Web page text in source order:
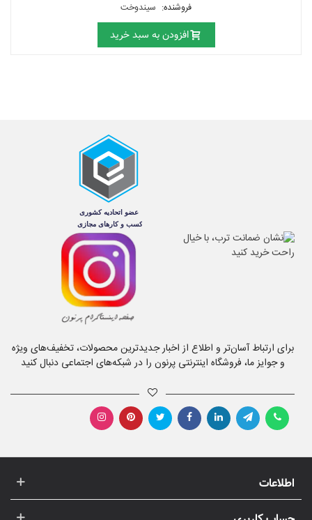
فروشنده: سیندوخت
افزودن به سبد خرید
برای ارتباط آسان‌تر و اطلاع از اخبار جدیدترین محصولات، تخفیف‌های ویژه
و جوایز ما، فروشگاه اینترنتی پرنون را در شبکه‌های اجتماعی دنبال کنید
اطلاعات